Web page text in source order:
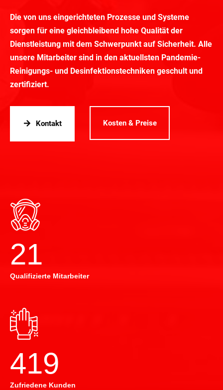
Die von uns eingerichteten Prozesse und Systeme
sorgen für eine gleichbleibend hohe Qualität der
Dienstleistung mit dem Schwerpunkt auf Sicherheit. Alle
unsere Mitarbeiter sind in den aktuellsten Pandemie-
Reinigungs- und Desinfektionstechniken geschult und
zertifiziert.
Kontakt Kosten & Preise
22
Qualifizierte Mitarbeiter
420
Zufriedene Kunden